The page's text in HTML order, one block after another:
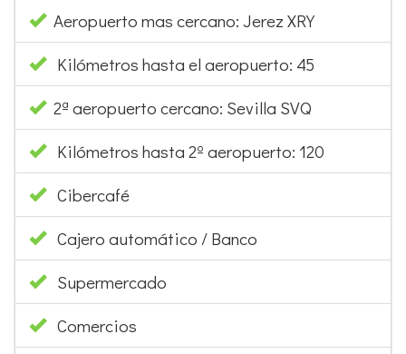
Aeropuerto mas cercano: Jerez XRY
Kilómetros hasta el aeropuerto: 45
2ª aeropuerto cercano: Sevilla SVQ
Kilómetros hasta 2º aeropuerto: 120
Cibercafé
Cajero automático / Banco
Supermercado
Comercios